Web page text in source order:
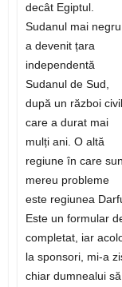
decât Egiptul.
Sudanul mai negru,
a devenit țara
independentă
Sudanul de Sud,
după un război civil
care a durat mai
mulți ani. O altă
regiune în care
mereu probleme
este regiunea
Este un formular
completat, iar
la sponsori, mi-a
chiar dumnealui să